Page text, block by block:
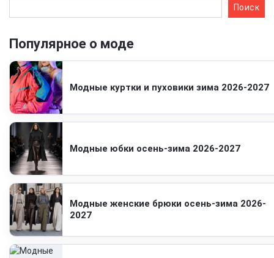
Поиск
Популярное о моде
Модные куртки и пуховики зима 2026-2027
Модные юбки осень-зима 2026-2027
Модные женские брюки осень-зима 2026-
2027